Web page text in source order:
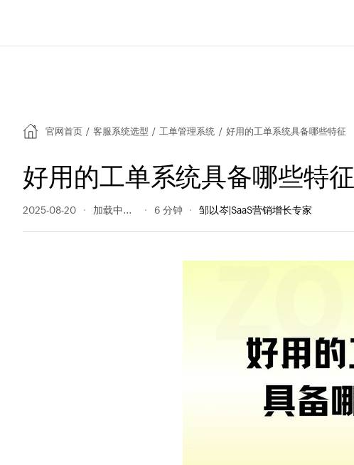
官网首页 / 客服系统选型 / 工单管理系统 / 好用的工单系统具备哪些特征
好用的工单系统具备哪些特征
2025-08-20 68 阅读量 6 分钟 邹以岑|SaaS营销增长专家